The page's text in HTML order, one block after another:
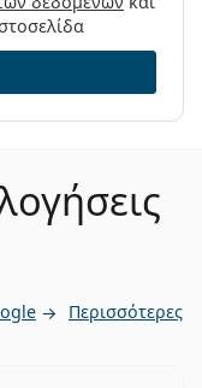
Περισσότερες